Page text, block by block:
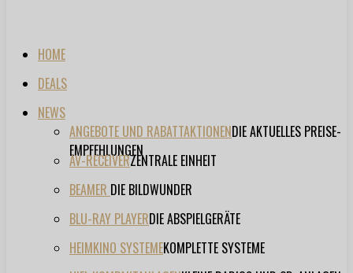
HOME
DEALS
NEWS
ANGEBOTE UND RABATTAKTIONENDIE AKTUELLES PREISE-
EMPFEHLUNGEN
AV-RECEIVERZENTRALE EINHEIT
BEAMER DIE BILDWUNDER
BLU-RAY PLAYERDIE ABSPIELGERÄTE
HEIMKINO SYSTEMEKOMPLETTE SYSTEME